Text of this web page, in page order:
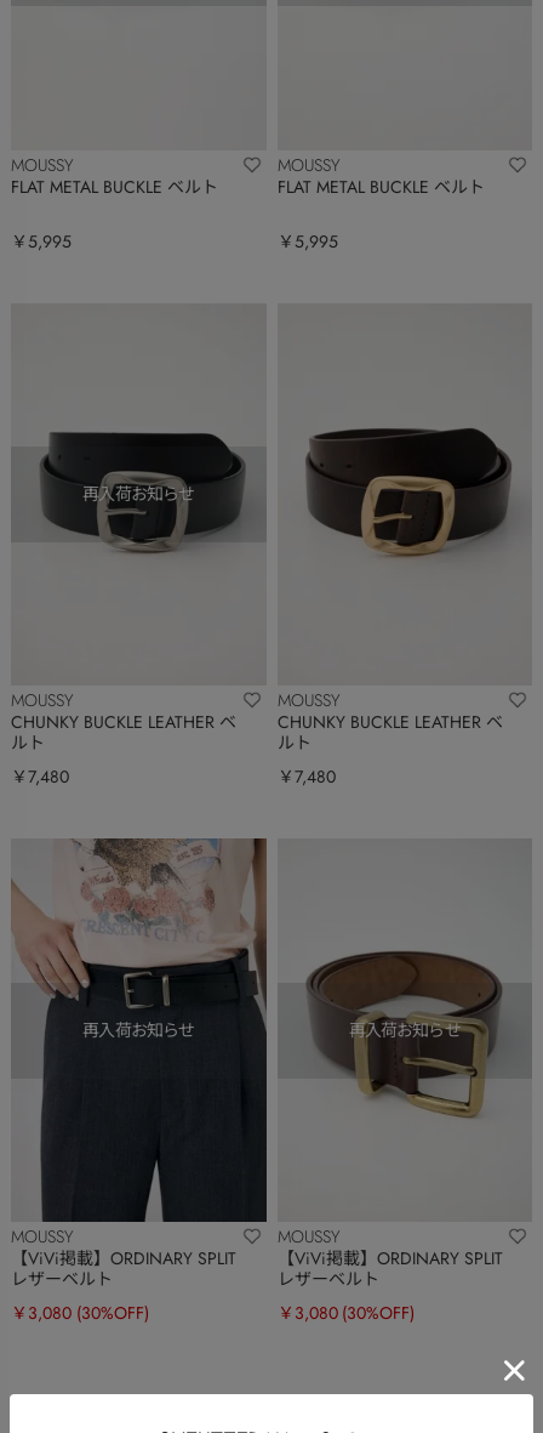
MOUSSY
FLAT METAL BUCKLE ベルト
￥5,995
MOUSSY
FLAT METAL BUCKLE ベルト
￥5,995
MOUSSY
CHUNKY BUCKLE LEATHER ベ
ルト
￥7,480
MOUSSY
CHUNKY BUCKLE LEATHER ベ
ルト
￥7,480
MOUSSY
【ViVi掲載】ORDINARY SPLIT
レザーベルト
￥3,080 (30%OFF)
MOUSSY
【ViVi掲載】ORDINARY SPLIT
レザーベルト
￥3,080 (30%OFF)